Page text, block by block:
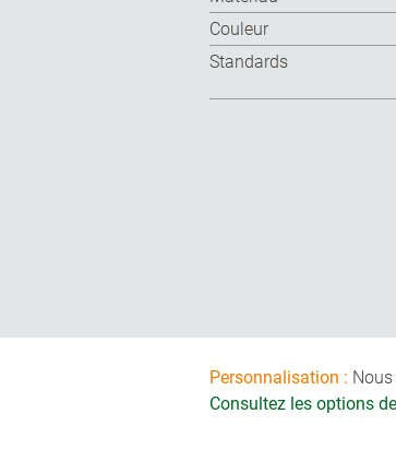
Couleur
Standards
Personnalisation :
Consultez les options